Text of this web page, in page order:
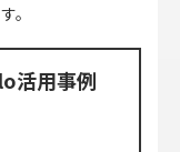
。
活用事例